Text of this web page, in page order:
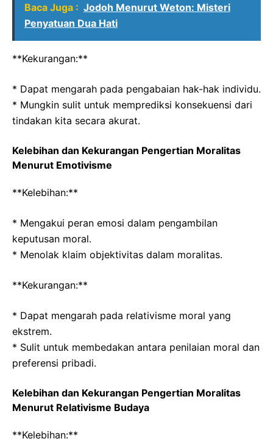
Baca Juga : Jodoh Menurut Weton: Misteri
Penyatuan Dua Hati
**Kekurangan:**
* Dapat mengarah pada pengabaian hak-hak individu.
* Mungkin sulit untuk memprediksi konsekuensi dari
tindakan kita secara akurat.
Kelebihan dan Kekurangan Pengertian Moralitas
Menurut Emotivisme
**Kelebihan:**
* Mengakui peran emosi dalam pengambilan
keputusan moral.
* Menolak klaim objektivitas dalam moralitas.
**Kekurangan:**
* Dapat mengarah pada relativisme moral yang
ekstrem.
* Sulit untuk membedakan antara penilaian moral dan
preferensi pribadi.
Kelebihan dan Kekurangan Pengertian Moralitas
Menurut Relativisme Budaya
**Kelebihan:**